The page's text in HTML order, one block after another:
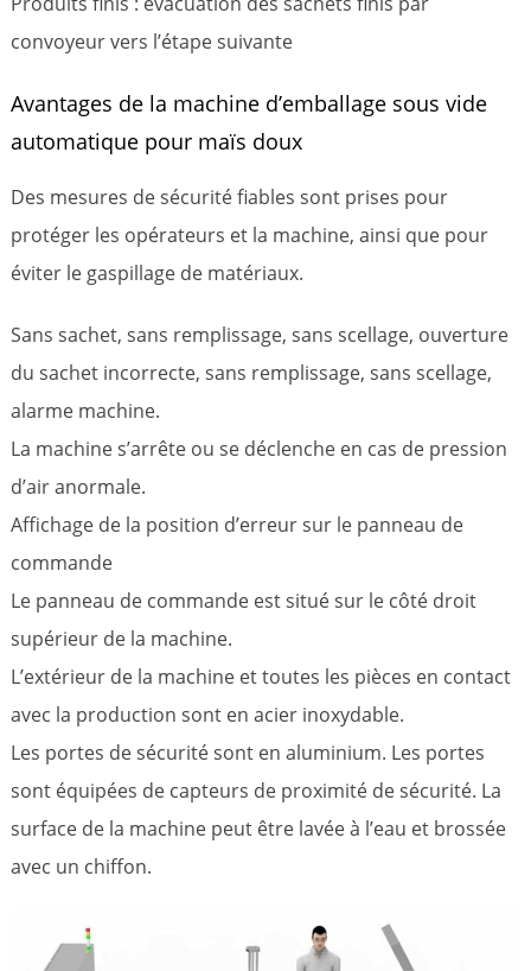
convoyeur vers l’étape suivante
Avantages de la machine d’emballage sous vide
automatique pour maïs doux
Des mesures de sécurité fiables sont prises pour
protéger les opérateurs et la machine, ainsi que pour
éviter le gaspillage de matériaux.
Sans sachet, sans remplissage, sans scellage, ouverture
du sachet incorrecte, sans remplissage, sans scellage,
alarme machine.
La machine s’arrête ou se déclenche en cas de pression
d’air anormale.
Affichage de la position d’erreur sur le panneau de
commande
Le panneau de commande est situé sur le côté droit
supérieur de la machine.
L’extérieur de la machine et toutes les pièces en contact
avec la production sont en acier inoxydable.
Les portes de sécurité sont en aluminium. Les portes
sont équipées de capteurs de proximité de sécurité. La
surface de la machine peut être lavée à l’eau et brossée
avec un chiffon.